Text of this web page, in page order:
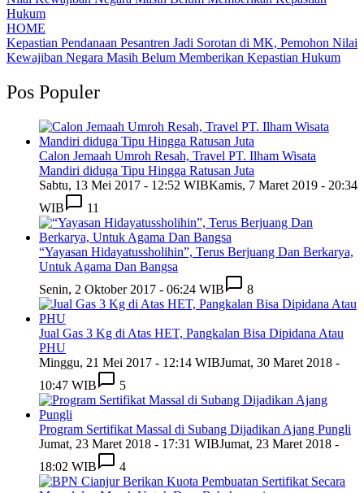
HOME
Kepastian Pendanaan Pesantren Jadi Sorotan di MK, Pemohon Nilai
Kewajiban Negara Masih Belum Memberikan Kepastian Hukum
Pos Populer
Calon Jemaah Umroh Resah, Travel PT. Ilham Wisata
Mandiri diduga Tipu Hingga Ratusan Juta
Sabtu, 13 Mei 2017 - 12:52 WIBKamis, 7 Maret 2019 - 20:34
WIB
11
“Yayasan Hidayatussholihin”, Terus Berjuang Dan Berkarya,
Untuk Agama Dan Bangsa
Senin, 2 Oktober 2017 - 06:24 WIB
8
Jual Gas 3 Kg di Atas HET, Pangkalan Bisa Dipidana Atau
PHU
Minggu, 21 Mei 2017 - 12:14 WIBJumat, 30 Maret 2018 -
10:47 WIB
5
Program Sertifikat Massal di Subang Dijadikan Ajang Pungli
Jumat, 23 Maret 2018 - 17:31 WIBJumat, 23 Maret 2018 -
18:02 WIB
4